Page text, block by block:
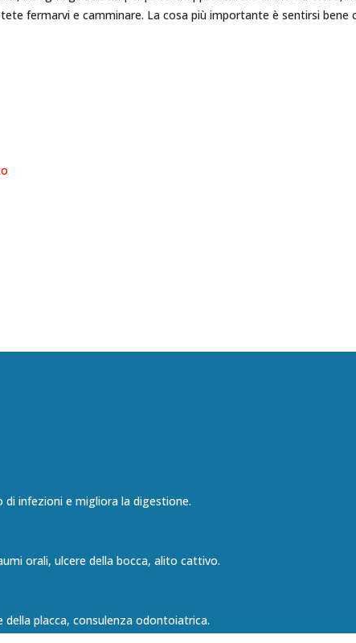
fermarvi e camminare. La cosa più importante è sentirsi bene
di infezioni e migliora la digestione.
orali, ulcere della bocca, alito cattivo.
placca, consulenza odontoiatrica.